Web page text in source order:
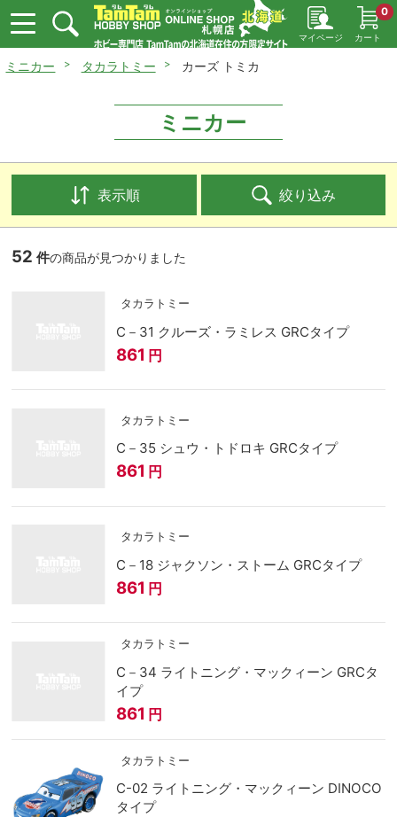
マイページ カート
0
ミニカー タカラトミー カーズ トミカ
ミニカー
表示順 絞り込み
52 件の商品が見つかりました
タカラトミー
C－31 クルーズ・ラミレス GRCタイプ
861 円
タカラトミー
C－35 シュウ・トドロキ GRCタイプ
861 円
タカラトミー
C－18 ジャクソン・ストーム GRCタイプ
861 円
タカラトミー
C－34 ライトニング・マックィーン GRCタ
イプ
861 円
タカラトミー
C-02 ライトニング・マックィーン DINOCO
タイプ